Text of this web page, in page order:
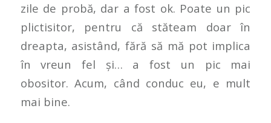
zile de probă, dar a fost ok. Poate un pic
plictisitor, pentru că stăteam doar în
dreapta, asistând, fără să mă pot implica
în vreun fel și… a fost un pic mai
obositor. Acum, când conduc eu, e mult
mai bine.